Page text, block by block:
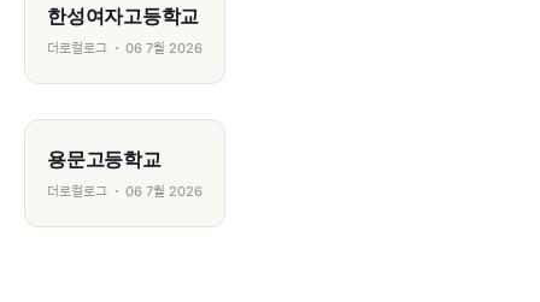
한성여자고등학교
더로컬로그 06 7월 2026
용문고등학교
더로컬로그 06 7월 2026